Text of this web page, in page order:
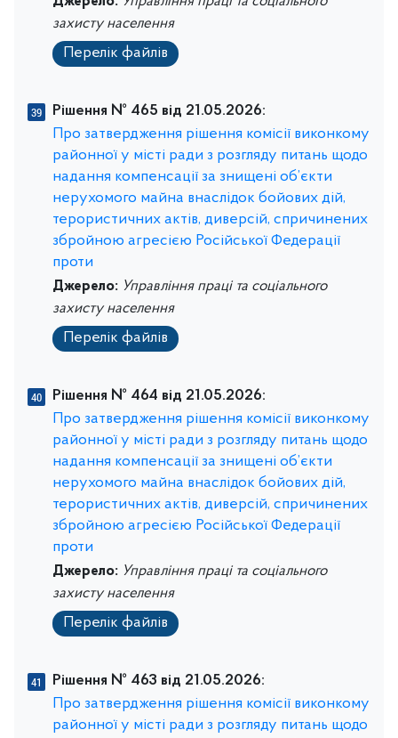
захисту населення
Перелік файлів
Рішення № 465 від 21.05.2026:
Про затвердження рішення комісії виконкому
районної у місті ради з розгляду питань щодо
надання компенсації за знищені об’єкти
нерухомого майна внаслідок бойових дій,
терористичних актів, диверсій, спричинених
збройною агресією Російської Федерації
проти
Джерело: Управління праці та соціального
захисту населення
Перелік файлів
Рішення № 464 від 21.05.2026:
Про затвердження рішення комісії виконкому
районної у місті ради з розгляду питань щодо
надання компенсації за знищені об’єкти
нерухомого майна внаслідок бойових дій,
терористичних актів, диверсій, спричинених
збройною агресією Російської Федерації
проти
Джерело: Управління праці та соціального
захисту населення
Перелік файлів
Рішення № 463 від 21.05.2026:
Про затвердження рішення комісії виконкому
районної у місті ради з розгляду питань щодо